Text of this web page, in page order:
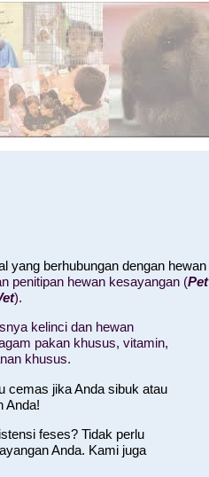
yang berhubungan dengan hewan
penitipan hewan kesayangan (Pet
).
kelinci dan hewan
pakan khusus, vitamin,
khusus.
cemas jika Anda sibuk atau
Anda!
feses? Tidak perlu
Anda. Kami juga